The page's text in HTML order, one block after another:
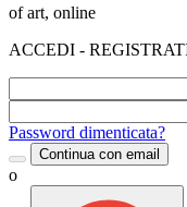
of art, online
ACCEDI -
Password dimenticata?
Continua con email
o